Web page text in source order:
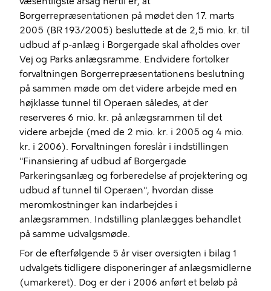
Borgerrepræsentationen på mødet den 17. marts
2005 (BR 193/2005) besluttede at de 2,5 mio. kr. til
udbud af p-anlæg i Borgergade skal afholdes over
Vej og Parks anlægsramme. Endvidere fortolker
forvaltningen Borgerrepræsentationens beslutning
på sammen møde om det videre arbejde med en
højklasse tunnel til Operaen således, at der
reserveres 6 mio. kr. på anlægsrammen til det
videre arbejde (med de 2 mio. kr. i 2005 og 4 mio.
kr. i 2006). Forvaltningen foreslår i indstillingen
"Finansiering af udbud af Borgergade
Parkeringsanlæg og forberedelse af projektering og
udbud af tunnel til Operaen", hvordan disse
meromkostninger kan indarbejdes i
anlægsrammen. Indstilling planlægges behandlet
på samme udvalgsmøde.
For de efterfølgende 5 år viser oversigten i bilag 1
udvalgets tidligere disponeringer af anlægsmidlerne
(umarkeret). Dog er der i 2006 anført et beløb på